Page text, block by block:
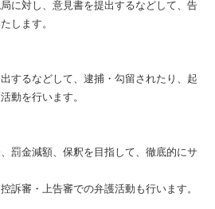
に対し、意見書を提出するなどして、告
します。
するなどして、逮捕・勾留されたり、起
動を行います。
罰金減額、保釈を目指して、徹底的にサ
訴審・上告審での弁護活動も行います。